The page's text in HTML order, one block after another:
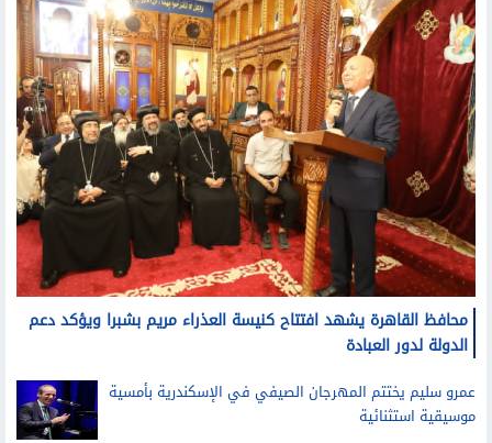
محافظ القاهرة يشهد افتتاح كنيسة العذراء مريم بشبرا ويؤكد دعم
الدولة لدور العبادة
موسيقية استثنائية